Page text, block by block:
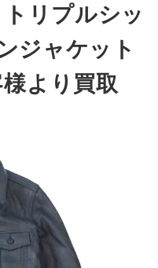
トリプルシッ
ジャケット
様より買取